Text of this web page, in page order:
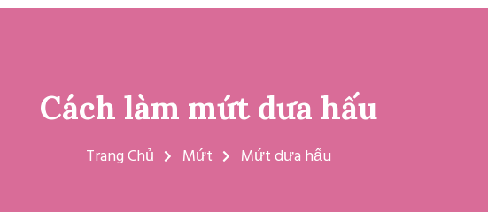
Cách làm mứt dưa hấu
Trang Chủ Mứt Mứt dưa hấu